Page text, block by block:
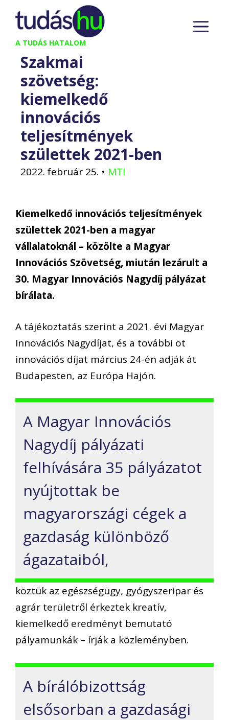
Kilépés
tartalomba
A TUDÁS HATALOM
Szakmai
szövetség:
kiemelkedő
innovációs
teljesítmények
születtek 2021-ben
2022. február 25. • MTI
Kiemelkedő innovációs teljesítmények
születtek 2021-ben a magyar
vállalatoknál – közölte a Magyar
Innovációs Szövetség, miután lezárult a
30. Magyar Innovációs Nagydíj pályázat
bírálata.
A tájékoztatás szerint a 2021. évi Magyar
Innovációs Nagydíjat, és a további öt
innovációs díjat március 24-én adják át
Budapesten, az Európa Hajón.
A Magyar Innovációs
Nagydíj pályázati
felhívására 35 pályázatot
nyújtottak be
magyarországi cégek a
gazdaság különböző
ágazataiból,
köztük az egészségügy, gyógyszeripar és
agrár területről érkeztek kreatív,
kiemelkedő eredményt bemutató
pályamunkák – írják a közleményben.
A bírálóbizottság
elsősorban a gazdasági